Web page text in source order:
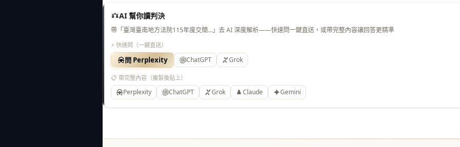
AI 幫你讀判決
帶「臺灣臺南地方法院115年度交簡…」去 AI 深度解析——快速問一鍵直送，或帶完整內容讓回答更精準
⚡ 快速問（一鍵直送）
問 Perplexity ChatGPT Grok
📋 帶完整內容（複製後貼上）
Perplexity ChatGPT Grok Claude Gemini